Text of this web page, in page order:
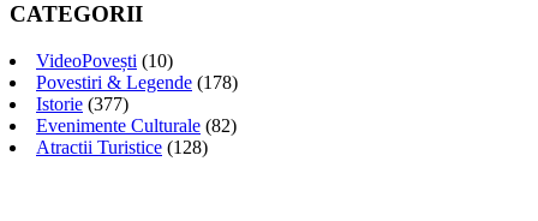
CATEGORII
VideoPovești (10)
Povestiri & Legende (178)
Istorie (377)
Evenimente Culturale (82)
Atractii Turistice (128)